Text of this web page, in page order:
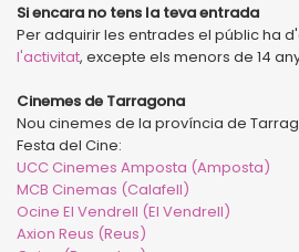
Si encara no tens la teva entrada
Per adquirir les entrades el públic ha
l'activitat, excepte els menors de 14
Cinemes de Tarragona
Nou cinemes de la província de
Festa del Cine:
UCC Cinemes Amposta (Amposta)
MCB Cinemas (Calafell)
Ocine El Vendrell (El Vendrell)
Axion Reus (Reus)